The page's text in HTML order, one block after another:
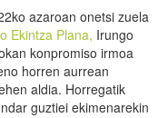
azaroan onetsi zuela
Ekintza Plana, Irungo
konpromiso irmoa
horren aurrean
aldia. Horregatik
guztiei ekimenarekin